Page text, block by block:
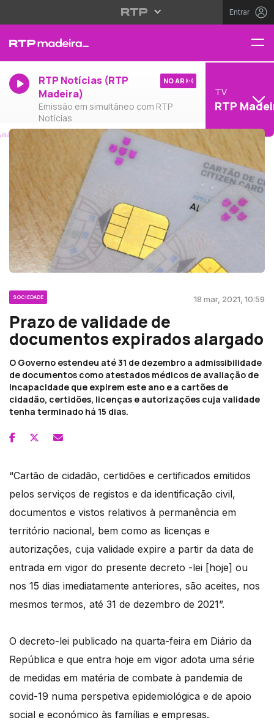
Entrar
RTP Notícias (RTP
Madeira)
Emissão em simultâneo com RTP
Notícias
NO AR
TV
RTP
SOCIEDADE 18 mar, 2021, 10:59
Prazo de validade de
documentos expirados alargado
O Governo estendeu até 31 de dezembro a admissibilidade
de documentos como atestados médicos de avaliação de
incapacidade que expirem este ano e a cartões de
cidadão, certidões, licenças e autorizações cuja validade
tenha terminado há 15 dias.
“Cartão de cidadão, certidões e certificados emitidos
pelos serviços de registos e da identificação civil,
documentos e vistos relativos à permanência em
território nacional, bem como as licenças e
autorizações, cuja validade expire a partir da data de
entrada em vigor do presente decreto -lei [hoje] ou
nos 15 dias imediatamente anteriores, são aceites, nos
mesmos termos, até 31 de dezembro de 2021”.
O decreto-lei publicado na quarta-feira em Diário da
República e que entra hoje em vigor adota uma série
de medidas em matéria de combate à pandemia de
covid-19 numa perspetiva epidemiológica e de apoio
social e económico às famílias e empresas.